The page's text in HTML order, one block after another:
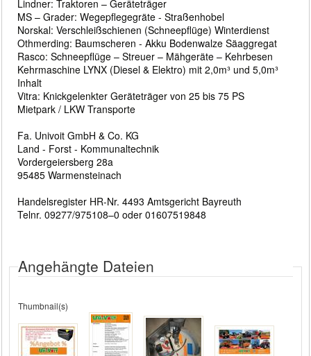
Lindner: Traktoren – Geräteträger
MS – Grader: Wegepflegegräte - Straßenhobel
Norskal: Verschleißschienen (Schneepflüge) Winterdienst
Othmerding: Baumscheren - Akku Bodenwalze Säaggregat
Rasco: Schneepflüge – Streuer – Mähgeräte – Kehrbesen
Kehrmaschine LYNX (Diesel & Elektro) mit 2,0m³ und 5,0m³
Inhalt
Vitra: Knickgelenkter Geräteträger von 25 bis 75 PS
Mietpark / LKW Transporte
Fa. Univoit GmbH & Co. KG
Land - Forst - Kommunaltechnik
Vordergeiersberg 28a
95485 Warmensteinach
Handelsregister HR-Nr. 4493 Amtsgericht Bayreuth
Telnr. 09277/975108–0 oder 01607519848
Angehängte Dateien
Thumbnail(s)